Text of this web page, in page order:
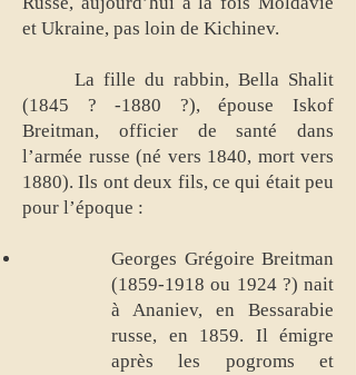
et Ukraine, pas loin de Kichinev.
La fille du rabbin, Bella Shalit
(1845 ? -1880 ?), épouse Iskof
Breitman, officier de santé dans
l’armée russe (né vers 1840, mort vers
1880). Ils ont deux fils, ce qui était peu
pour l’époque :
Georges Grégoire Breitman
(1859-1918 ou 1924 ?) nait
à Ananiev, en Bessarabie
russe, en 1859. Il émigre
après les pogroms et